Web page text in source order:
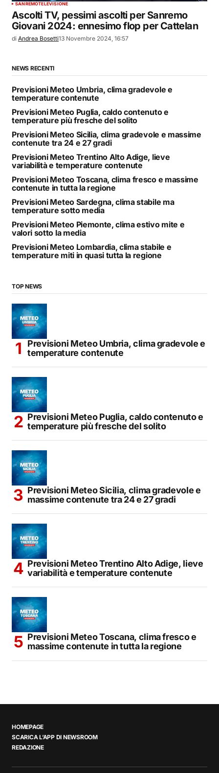
SANREMOTELEVISIONE
Ascolti TV, pessimi ascolti per Sanremo
Giovani 2024: ennesimo flop per Cattelan
di Andrea Bosetti13 Novembre 2024, 16:57
NEWS RECENTI
Previsioni Meteo Umbria, clima gradevole e
temperature contenute
Previsioni Meteo Puglia, caldo contenuto e
temperature più fresche del solito
Previsioni Meteo Sicilia, clima gradevole e massime
contenute tra 24 e 27 gradi
Previsioni Meteo Trentino Alto Adige, lieve
variabilità e temperature contenute
Previsioni Meteo Toscana, clima fresco e massime
contenute in tutta la regione
Previsioni Meteo Sardegna, clima stabile ma
temperature sotto media
Previsioni Meteo Piemonte, clima estivo mite e
valori sotto la media
Previsioni Meteo Lombardia, clima stabile e
temperature miti in quasi tutta la regione
TOP NEWS
Previsioni Meteo Umbria, clima gradevole e
temperature contenute
Previsioni Meteo Puglia, caldo contenuto e
temperature più fresche del solito
Previsioni Meteo Sicilia, clima gradevole e
massime contenute tra 24 e 27 gradi
Previsioni Meteo Trentino Alto Adige, lieve
variabilità e temperature contenute
Previsioni Meteo Toscana, clima fresco e
massime contenute in tutta la regione
HOMEPAGE
SCARICA L’APP DI NEWSROOM
REDAZIONE